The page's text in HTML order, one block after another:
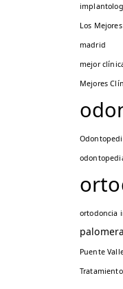
Los
madrid
mejor
Mejores
ortodoncia
Puente